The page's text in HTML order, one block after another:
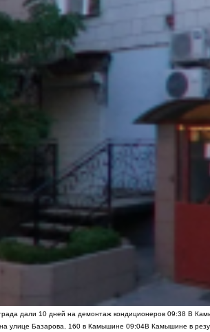
дали 10 дней на демонтаж кондиционеров 09:38 В
улице Базарова, 160 в Камышине 09:04В Камышине в